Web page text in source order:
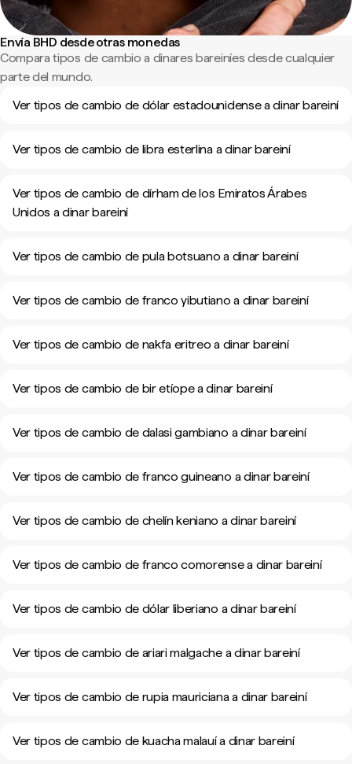
Envía BHD desde otras monedas
Compara tipos de cambio a dinares bareiníes desde cualquier
parte del mundo.
Ver tipos de cambio de dólar estadounidense a dinar bareiní
Ver tipos de cambio de libra esterlina a dinar bareiní
Ver tipos de cambio de dírham de los Emiratos Árabes
Unidos a dinar bareiní
Ver tipos de cambio de pula botsuano a dinar bareiní
Ver tipos de cambio de franco yibutiano a dinar bareiní
Ver tipos de cambio de nakfa eritreo a dinar bareiní
Ver tipos de cambio de bir etíope a dinar bareiní
Ver tipos de cambio de dalasi gambiano a dinar bareiní
Ver tipos de cambio de franco guineano a dinar bareiní
Ver tipos de cambio de chelín keniano a dinar bareiní
Ver tipos de cambio de franco comorense a dinar bareiní
Ver tipos de cambio de dólar liberiano a dinar bareiní
Ver tipos de cambio de ariari malgache a dinar bareiní
Ver tipos de cambio de rupia mauriciana a dinar bareiní
Ver tipos de cambio de kuacha malauí a dinar bareiní